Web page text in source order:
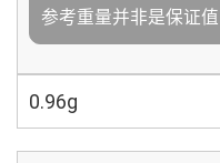
参考重量并非是保证值
0.96g